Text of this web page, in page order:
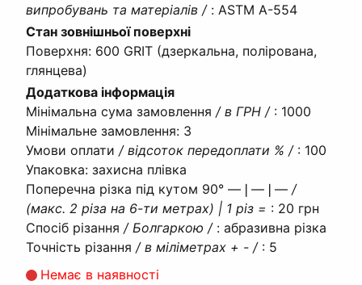
випробувань та матеріалів / : ASTM A-554
Стан зовнішньої поверхні
Поверхня: 600 GRIT (дзеркальна, полірована,
глянцева)
Додаткова інформація
Мінімальна сума замовлення / в ГРН / : 1000
Мінімальне замовлення: 3
Умови оплати / відсоток передоплати % / : 100
Упаковка: захисна плівка
Поперечна різка під кутом 90° ―❘―❘― /
(макс. 2 різа на 6-ти метрах) | 1 різ = : 20 грн
Спосіб різання / Болгаркою / : абразивна різка
Точність різання / в міліметрах + - / : 5
Немає в наявності